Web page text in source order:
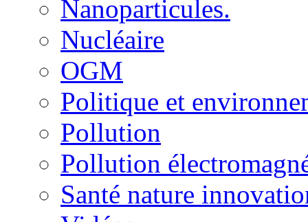
Nanoparticules.
Nucléaire
OGM
Politique et
Pollution
Pollution
Santé nature